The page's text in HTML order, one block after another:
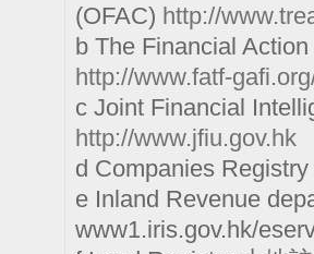
(OFAC) http://
b The Financial
http://www.fatf-
c Joint Financial
http://www.jfiu.gov.hk
d Companies
e Inland Revenue
www1.iris.gov.hk/